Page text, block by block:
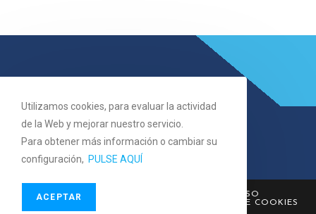
COPYRIGHT 2023 - CRIDATEL.COM -
AVISO
LEGAL - POLÍTICA DE PRIVACIDAD POLÍTICA DE COOKIES
Utilizamos cookies, para evaluar la actividad
de la Web y mejorar nuestro servicio.
Para obtener más información o cambiar su
configuración, PULSE AQUÍ
ACEPTAR